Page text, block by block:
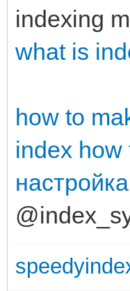
indexing
what is
how to
index how
настройка